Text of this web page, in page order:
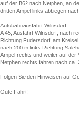
auf der B62 nach Netphen, an
dritten Ampel links abbiegen
Autobahnausfahrt Wilnsdorf:
A 45, Ausfahrt Wilnsdorf, nach
Richtung Rudersdorf, am
nach 200 m links Richtung
Ampel rechts und weiter auf der
Netphen rechts fahren nach ca.
Folgen Sie den Hinweisen auf
Gute Fahrt!